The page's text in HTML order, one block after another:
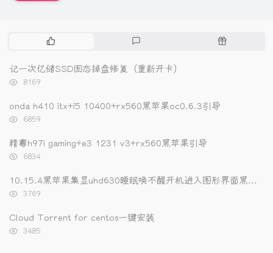
热
文
评
随
记一次亿储SSD固态掉盘修复（重新开卡）
浏
次
8169
onda h410 itx+i5 10400+rx560黑苹果oc0.6.3引导
浏
次
数:
6859
精粤h97i gaming+e3 1231 v3+rx560黑苹果引导
浏
次
6834
10.15.4黑苹果集显uhd630睡眠唤不醒开机进入图形界面黑屏的解决办法
浏
3769
Cloud Torrent for centos一键安装
浏
3485